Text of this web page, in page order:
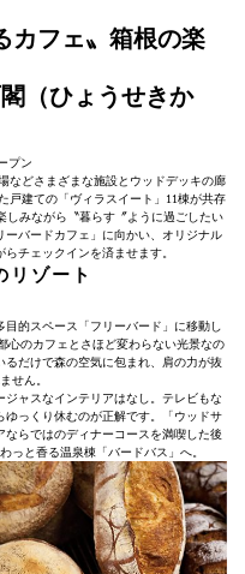
カフェ〟箱根の楽
（ひょうせきか
プン
などさまざまな施設とウッドデッキの廊
戸建ての「ヴィラスイート」11棟が共存
しみながら〝暮らす〞ように過ごしたい
バードカフェ」に向かい、オリジナル
チェックインを済ませます。
リゾート
的スペース「フリーバード」に移動し
心のカフェとさほど変わらない光景なの
だけで森の空気に包まれ、肩の力が抜
せん。
ャスなインテリアはなし。テレビもな
ゆっくり休むのが正解です。「ウッドサ
らではのディナーコースを満喫した後
っと香る温泉棟「バードバス」へ。